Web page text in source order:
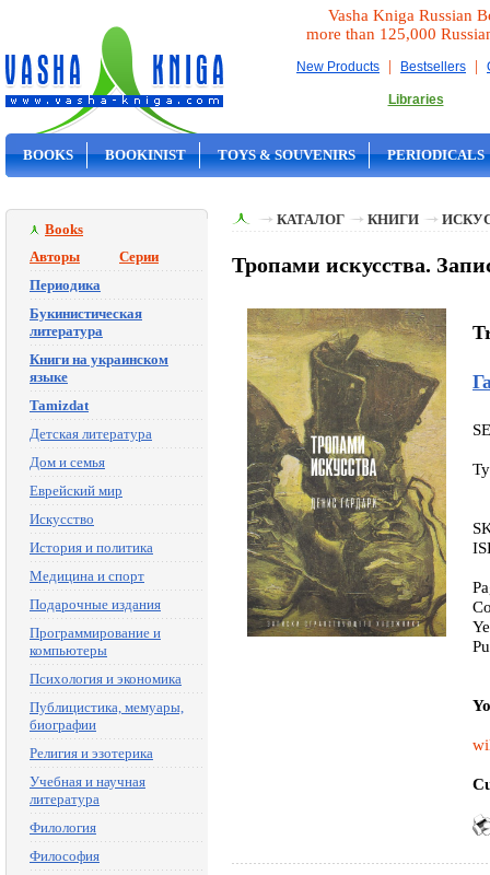
Vasha Kniga Russian
more than 125,000
New Products | Bestsellers |
Libraries
BOOKS BOOKINIST TOYS & SOUVENIRS PERIODICALS
Books
Авторы
Серии
Периодика
Букинистическая
литература
Книги на украинском
языке
Tamizdat
Детская литература
Дом и семья
Еврейский мир
Искусство
История и политика
Медицина и спорт
Подарочные издания
Программирование и
компьютеры
Психология и экономика
Публицистика, мемуары,
биографии
Религия и эзотерика
Учебная и научная
литература
Филология
Философия
КАТАЛОГ КНИГИ
Тропами искусства.